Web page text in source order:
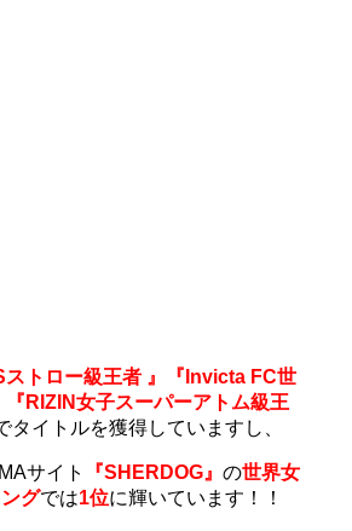
ストロー級王者 』『Invicta FC世
RIZIN女子スーパーアトム級王
タイトルを獲得していますし、
サイト 『SHERDOG』の世界女
グでは1位に輝いています！！